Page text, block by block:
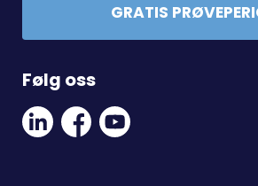
GRATIS
Følg oss
Linkedin
Social
Link
Facebook
Social
Link
Youtube
Link